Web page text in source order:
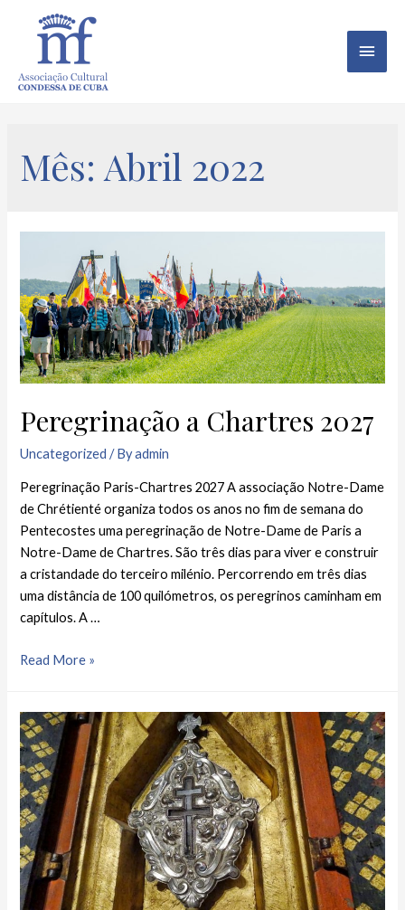
Mês:Abril 2022
Peregrinação a Chartres 2027
Uncategorized / Byadmin
Peregrinação Paris-Chartres 2027 A associação Notre-Dame
de Chrétienté organiza todos os anos no fim de semana do
Pentecostes uma peregrinação de Notre-Dame de Paris a
Notre-Dame de Chartres. São três dias para viver e construir
a cristandade do terceiro milénio. Percorrendo em três dias
uma distância de 100 quilómetros, os peregrinos caminham em
capítulos. A …
Read More »